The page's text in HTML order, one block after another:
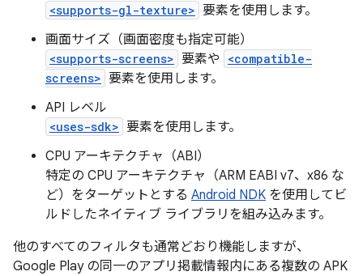
<supports-gl-texture> 要素を使用します。
画面サイズ（画面密度も指定可能）
<supports-screens> 要素や <compatible-
screens> 要素を使用します。
API レベル
<uses-sdk> 要素を使用します。
CPU アーキテクチャ（ABI）
特定の CPU アーキテクチャ（ARM EABI v7、x86 な
ど）をターゲットとする Android NDK を使用してビ
ルドしたネイティブ ライブラリを組み込みます。
他のすべてのフィルタも通常どおり機能しますが、
Google Play の同一のアプリ掲載情報内にある複数の APK